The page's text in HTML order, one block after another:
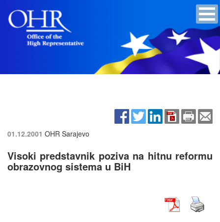
01.12.2001 OHR Sarajevo
Visoki predstavnik poziva na hitnu reformu
obrazovnog sistema u BiH